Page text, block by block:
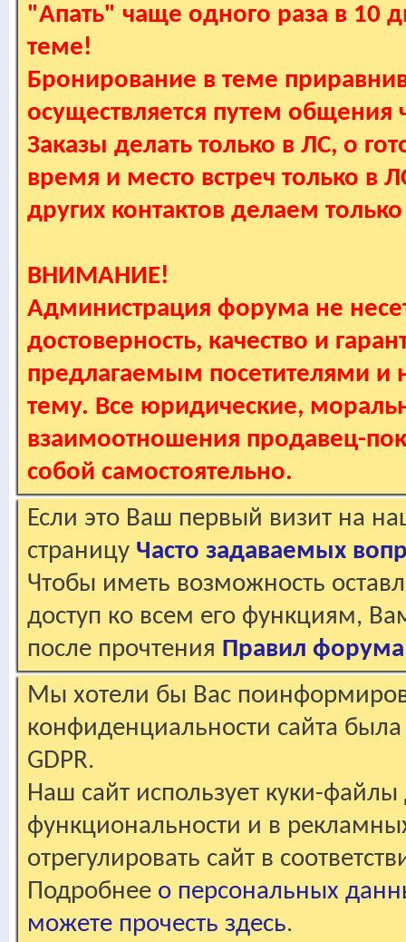
"Апать" чаще одного раза в 10
теме!
Бронирование в теме
осуществляется путем
Заказы делать только в ЛС, о
время и место встреч только в
других контактов делаем
ВНИМАНИЕ!
Администрация форума не
достоверность, качество и
предлагаемым посетителями и
тему. Все юридические,
взаимоотношения продавец-
собой самостоятельно.
Если это Ваш первый визит на
страницу Часто задаваемых
Чтобы иметь возможность
доступ ко всем его функциям,
после прочтения Правил форума
Мы хотели бы Вас
конфиденциальности сайта
GDPR.
Наш сайт использует куки-файлы
функциональности и в
отрегулировать сайт в
Подробнее о персональных
можете прочесть здесь.